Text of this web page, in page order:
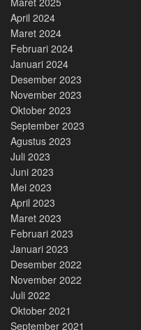
April 2024
Maret 2024
Februari 2024
Januari 2024
Desember 2023
November 2023
Oktober 2023
September 2023
Agustus 2023
Juli 2023
Juni 2023
Mei 2023
April 2023
Maret 2023
Februari 2023
Januari 2023
Desember 2022
November 2022
Juli 2022
Oktober 2021
September 2021